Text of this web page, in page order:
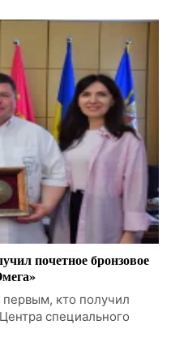
почетное бронзовое
кто получил
специального